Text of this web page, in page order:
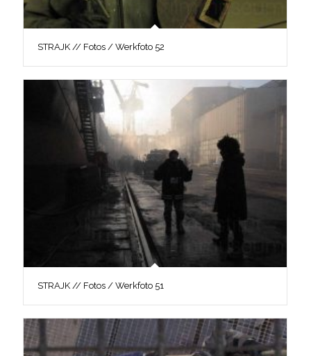
STRAJK // Fotos / Werkfoto 52
STRAJK // Fotos / Werkfoto 51